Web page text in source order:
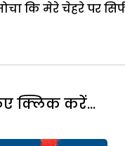
कि मेरे चेहरे पर
क्लिक करें...